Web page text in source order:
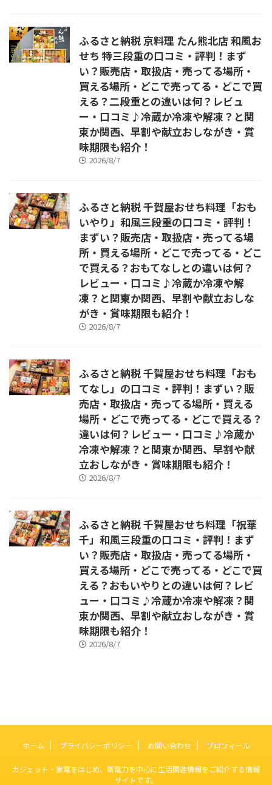
ふるさと納税 京料理 たん熊北店 和風お
せち 特三段重の口コミ・評判！まず
い？販売店・取扱店・売ってる場所・
買える場所・どこで売ってる・どこで買
える？二段重との違いは何？レビュ
ー・口コミ♪冷蔵か冷凍や解凍？と関
東か関西、早割や献立おしながき・賞
味期限も紹介！
2026/8/7
ふるさと納税 千賀屋おせち料理「おも
いやり」和風三段重の口コミ・評判！
まずい？販売店・取扱店・売ってる場
所・買える場所・どこで売ってる・どこ
で買える？おもてなしとの違いは何？
レビュー・口コミ♪冷蔵か冷凍や解
凍？と関東か関西、早割や献立おしな
がき・賞味期限も紹介！
2026/8/7
ふるさと納税 千賀屋おせち料理「おも
てなし」の口コミ・評判！まずい？販
売店・取扱店・売ってる場所・買える
場所・どこで売ってる・どこで買える？
違いは何？レビュー・口コミ♪冷蔵か
冷凍や解凍？と関東か関西、早割や献
立おしながき・賞味期限も紹介！
2026/8/7
ふるさと納税 千賀屋おせち料理「祝華
千」和風三段重の口コミ・評判！まず
い？販売店・取扱店・売ってる場所・
買える場所・どこで売ってる・どこで買
える？おもいやりとの違いは何？レビ
ュー・口コミ♪冷蔵か冷凍や解凍？関
東か関西、早割や献立おしながき・賞
味期限も紹介！
2026/8/7
ホーム プライバシーポリシー お問い合わせ プロフィール
ガジェット・家電をはじめ、新電力を中心に生活関連情報をご紹介する情報
サイトです。